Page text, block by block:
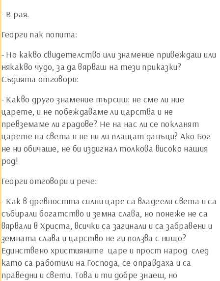
- В рая.
Георги пак попита:
- Но какво свидетелство или знамение привеждаш или
някакво чудо, за да вярваш на тези приказки?
Съдията отговори:
- Какво друго знамение търсиш: не сме ли ние
царете, и не побеждаваме ли царства и не
превземаме ли градове? Не на нас ли се покланят
царете на света и не ни ли плащат данъци? Ако Бог
не ни обичаше, не би издигнал толкова високо нашия
род!
Георги отговори и рече:
- Как в древността силни царе са владеели света и са
събирали богатство и земна слава, но понеже не са
вярвали в Христа, всички са загинали и са забравени и
земната слава и царство не ги ползва с нищо?
Единствено християните ­ царе и прост народ ­ след
като са работили на Господа, се оправдаха и са
праведни и свети. Това и ти добре знаеш, но